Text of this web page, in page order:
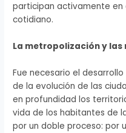
participan activamente
cotidiano.
La metropolización y
Fue necesario el
de la evolución de las
en profundidad los
vida de los habitantes de
por un doble proceso: por